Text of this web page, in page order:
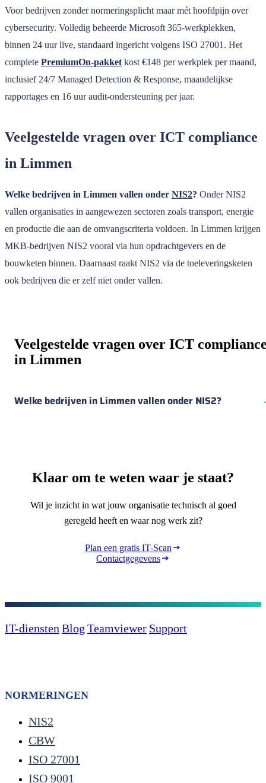
Voor bedrijven zonder normeringsplicht maar mét hoofdpijn over
cybersecurity. Volledig beheerde Microsoft 365-werkplekken,
binnen 24 uur live, standaard ingericht volgens ISO 27001. Het
complete PremiumOn-pakketkost €148 per werkplek per maand,
inclusief 24/7 Managed Detection & Response, maandelijkse
rapportages en 16 uur audit-ondersteuning per jaar.
Veelgestelde vragen over ICT compliance
in Limmen
Welke bedrijven in Limmen vallen onder NIS2? Onder NIS2
vallen organisaties in aangewezen sectoren zoals transport, energie
en productie die aan de omvangscriteria voldoen. In Limmen krijgen
MKB-bedrijven NIS2 vooral via hun opdrachtgevers en de
bouwketen binnen. Daarnaast raakt NIS2 via de toeleveringsketen
ook bedrijven die er zelf niet onder vallen.
Veelgestelde vragen over ICT
in Limmen
Welke bedrijven in Limmen vallen onder NIS2?
Klaar om te weten waar je staat?
Wil je inzicht in wat jouw organisatie technisch al goed
geregeld heeft en waar nog werk zit?
Plan een gratis IT-Scan
Contactgegevens
IT-diensten Blog Teamviewer Support
NORMERINGEN
NIS2
CBW
ISO 27001
ISO 9001